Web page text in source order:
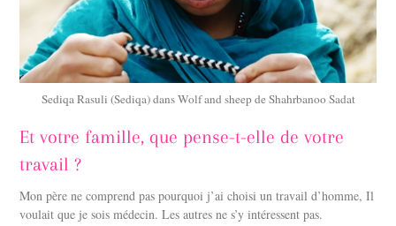
Sediqa Rasuli (Sediqa) dans Wolf and sheep de Shahrbanoo Sadat
Et votre famille, que pense-t-elle de votre
travail ?
Mon père ne comprend pas pourquoi j’ai choisi un travail d’homme, Il
voulait que je sois médecin. Les autres ne s’y intéressent pas.